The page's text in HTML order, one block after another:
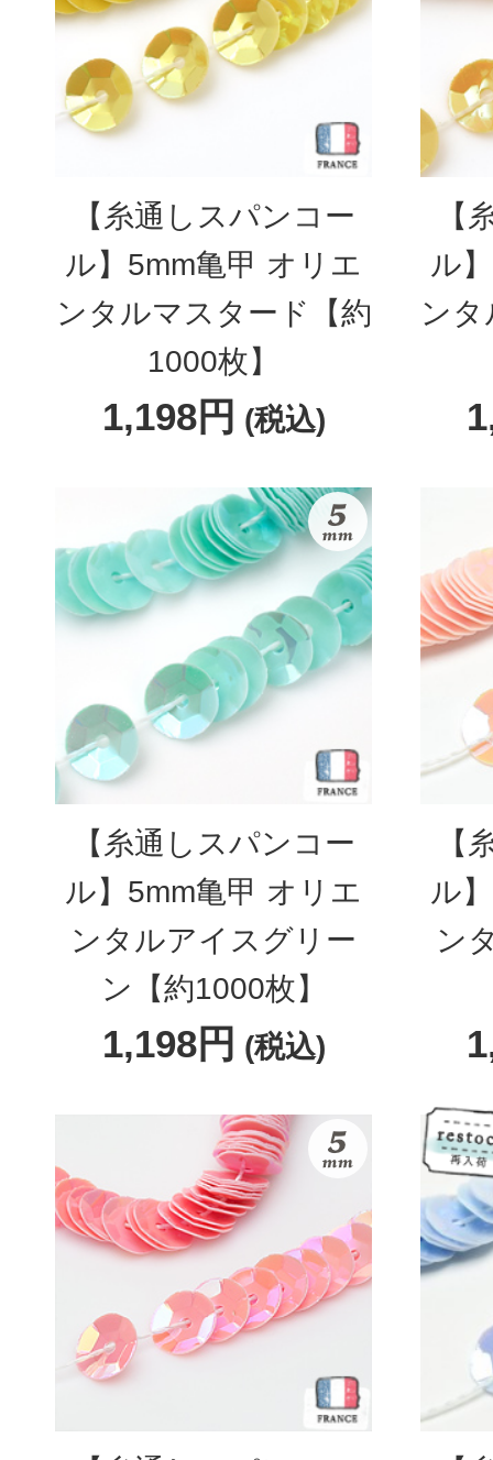
【糸通しスパンコー
ル】5mm亀甲 オリエ
ンタルマスタード【約
1000枚】
1,198円 (税込)
【
ル
ン
【糸通しスパンコー
ル】5mm亀甲 オリエ
ンタルアイスグリー
ン【約1000枚】
1,198円 (税込)
【
ル
ン